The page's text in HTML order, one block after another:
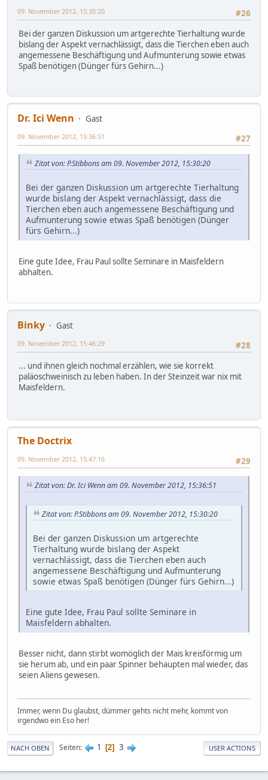
#26
09. November 2012, 15:30:20
Bei der ganzen Diskussion um artgerechte Tierhaltung wurde
bislang der Aspekt vernachlässigt, dass die Tierchen eben auch
angemessene Beschäftigung und Aufmunterung sowie etwas
Spaß benötigen (Dünger fürs Gehirn...)
Dr. Ici Wenn
Gast
#27
09. November 2012, 15:36:51
Zitat von: P.Stibbons am 09. November 2012, 15:30:20
Bei der ganzen Diskussion um artgerechte Tierhaltung
wurde bislang der Aspekt vernachlässigt, dass die
Tierchen eben auch angemessene Beschäftigung und
Aufmunterung sowie etwas Spaß benötigen (Dünger
fürs Gehirn...)
Eine gute Idee, Frau Paul sollte Seminare in Maisfeldern
abhalten.
Binky
Gast
#28
09. November 2012, 15:46:29
... und ihnen gleich nochmal erzählen, wie sie korrekt
paläoschweinisch zu leben haben. In der Steinzeit war nix mit
Maisfeldern.
The Doctrix
#29
09. November 2012, 15:47:16
Zitat von: Dr. Ici Wenn am 09. November 2012, 15:36:51
Zitat von: P.Stibbons am 09. November 2012, 15:30:20
Bei der ganzen Diskussion um artgerechte
Tierhaltung wurde bislang der Aspekt
vernachlässigt, dass die Tierchen eben auch
angemessene Beschäftigung und Aufmunterung
sowie etwas Spaß benötigen (Dünger fürs Gehirn...)
Eine gute Idee, Frau Paul sollte Seminare in
Maisfeldern abhalten.
Besser nicht, dann stirbt womöglich der Mais kreisförmig um
sie herum ab, und ein paar Spinner behaupten mal wieder, das
seien Aliens gewesen.
Immer, wenn Du glaubst, dümmer gehts nicht mehr, kommt von
irgendwo ein Eso her!
NACH OBEN Seiten 1 2 3 USER ACTIONS